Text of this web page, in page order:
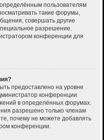
пользователям
такие форумы,
совершать другие
разрешение.
конференции для
предоставлено на уровне
конференции
в определённых форумах.
разрешено только членам
почему не можете добавлять
конференции.